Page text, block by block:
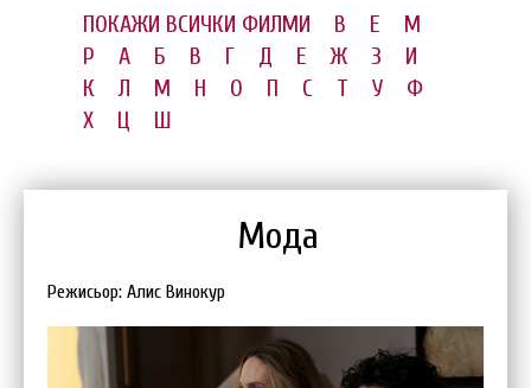
ПОКАЖИ ВСИЧКИ ФИЛМИ B E
M
P
А Б В Г Д Е Ж З
И
К
Л М Н О П С Т У
Ф
Х
Ц Ш
Мода
Режисьор: Алис Винокур